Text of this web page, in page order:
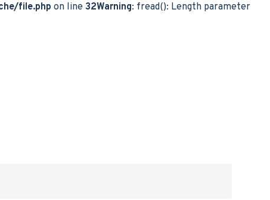
file.php on line 32Warning: fread(): Length parameter